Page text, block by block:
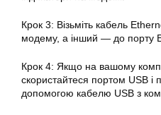
Крок 3: Візьміть кабель
модему, а інший — до порту
Крок 4: Якщо на вашому
скористайтеся портом USB і
допомогою кабелю USB з